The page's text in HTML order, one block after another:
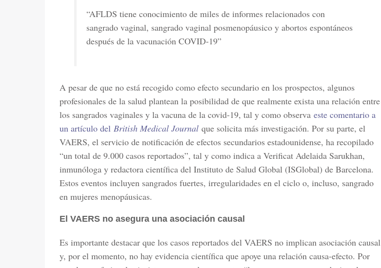
“AFLDS tiene conocimiento de miles de informes relacionados con
sangrado vaginal, sangrado vaginal posmenopáusico y abortos espontáneos
después de la vacunación COVID-19”
A pesar de que no está recogido como efecto secundario en los prospectos, algunos
profesionales de la salud plantean la posibilidad de que realmente exista una relación entre
los sangrados vaginales y la vacuna de la covid-19, tal y como observa este comentario a
un artículo del British Medical Journal que solicita más investigación. Por su parte, el
VAERS, el servicio de notificación de efectos secundarios estadounidense, ha recopilado
“un total de 9.000 casos reportados”, tal y como indica a Verificat Adelaida Sarukhan,
inmunóloga y redactora científica del Instituto de Salud Global (ISGlobal) de Barcelona.
Estos eventos incluyen sangrados fuertes, irregularidades en el ciclo o, incluso, sangrado
en mujeres menopáusicas.
El VAERS no asegura una asociación causal
Es importante destacar que los casos reportados del VAERS no implican asociación causal
y, por el momento, no hay evidencia científica que apoye una relación causa-efecto. Por